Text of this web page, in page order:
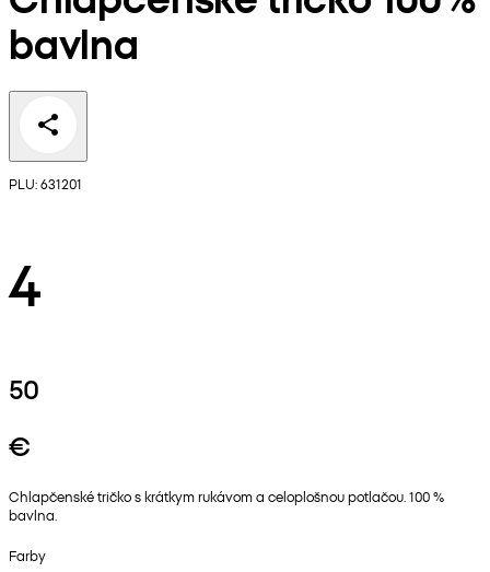
bavlna
PLU: 631201
4
50
€
Chlapčenské tričko s krátkym rukávom a celoplošnou potlačou. 100 %
bavlna.
Farby